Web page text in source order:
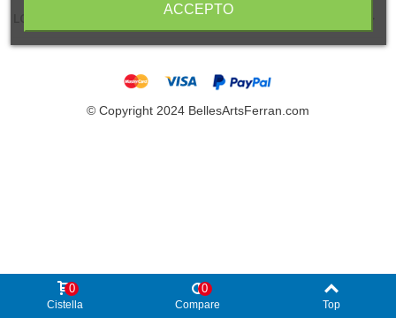
ACCEPTO
© Copyright 2024 BellesArtsFerran.com
Cistella
0
Compare
0
Top